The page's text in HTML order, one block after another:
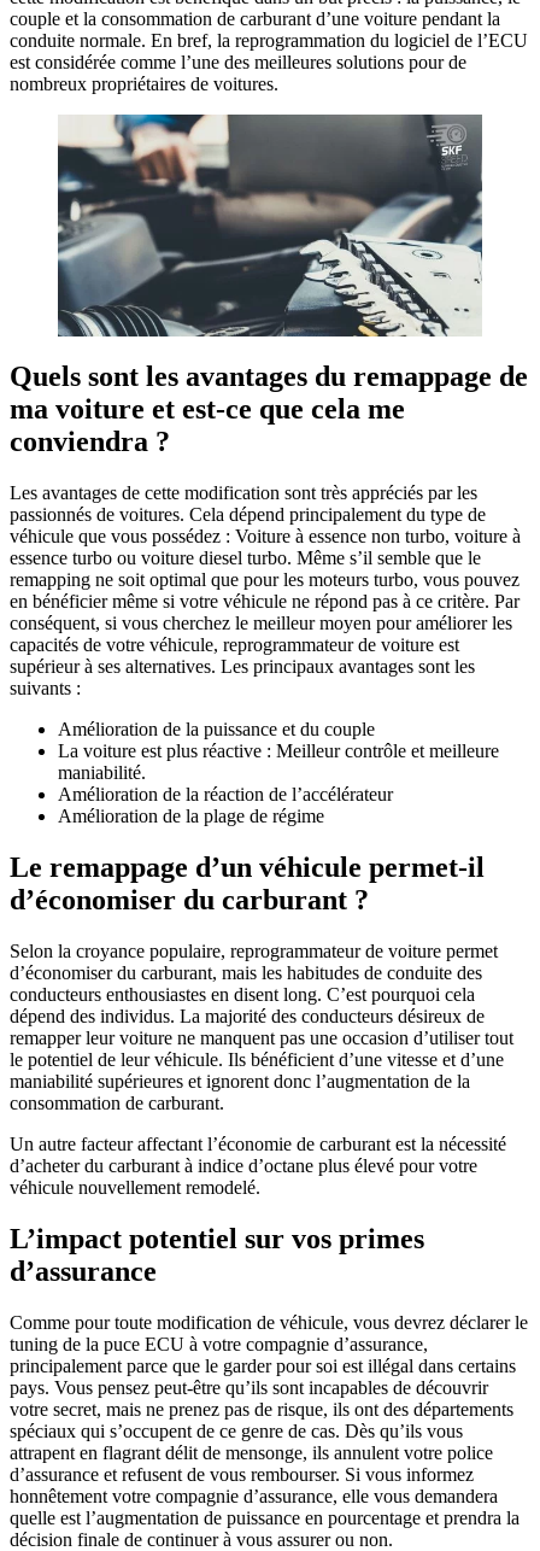
couple et la consommation de carburant d’une voiture pendant la
conduite normale. En bref, la reprogrammation du logiciel de l’ECU
est considérée comme l’une des meilleures solutions pour de
nombreux propriétaires de voitures.
Quels sont les avantages du remappage de
ma voiture et est-ce que cela me
conviendra ?
Les avantages de cette modification sont très appréciés par les
passionnés de voitures. Cela dépend principalement du type de
véhicule que vous possédez : Voiture à essence non turbo, voiture à
essence turbo ou voiture diesel turbo. Même s’il semble que le
remapping ne soit optimal que pour les moteurs turbo, vous pouvez
en bénéficier même si votre véhicule ne répond pas à ce critère. Par
conséquent, si vous cherchez le meilleur moyen pour améliorer les
capacités de votre véhicule, reprogrammateur de voiture est
supérieur à ses alternatives. Les principaux avantages sont les
suivants :
Amélioration de la puissance et du couple
La voiture est plus réactive : Meilleur contrôle et meilleure
maniabilité.
Amélioration de la réaction de l’accélérateur
Amélioration de la plage de régime
Le remappage d’un véhicule permet-il
d’économiser du carburant ?
Selon la croyance populaire, reprogrammateur de voiture permet
d’économiser du carburant, mais les habitudes de conduite des
conducteurs enthousiastes en disent long. C’est pourquoi cela
dépend des individus. La majorité des conducteurs désireux de
remapper leur voiture ne manquent pas une occasion d’utiliser tout
le potentiel de leur véhicule. Ils bénéficient d’une vitesse et d’une
maniabilité supérieures et ignorent donc l’augmentation de la
consommation de carburant.
Un autre facteur affectant l’économie de carburant est la nécessité
d’acheter du carburant à indice d’octane plus élevé pour votre
véhicule nouvellement remodelé.
L’impact potentiel sur vos primes
d’assurance
Comme pour toute modification de véhicule, vous devrez déclarer le
tuning de la puce ECU à votre compagnie d’assurance,
principalement parce que le garder pour soi est illégal dans certains
pays. Vous pensez peut-être qu’ils sont incapables de découvrir
votre secret, mais ne prenez pas de risque, ils ont des départements
spéciaux qui s’occupent de ce genre de cas. Dès qu’ils vous
attrapent en flagrant délit de mensonge, ils annulent votre police
d’assurance et refusent de vous rembourser. Si vous informez
honnêtement votre compagnie d’assurance, elle vous demandera
quelle est l’augmentation de puissance en pourcentage et prendra la
décision finale de continuer à vous assurer ou non.